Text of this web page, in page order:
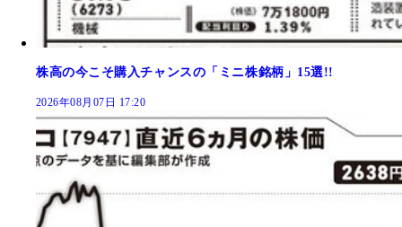
株高の今こそ購入チャンスの「ミニ株銘柄」15選!!
2026年08月07日 17:20